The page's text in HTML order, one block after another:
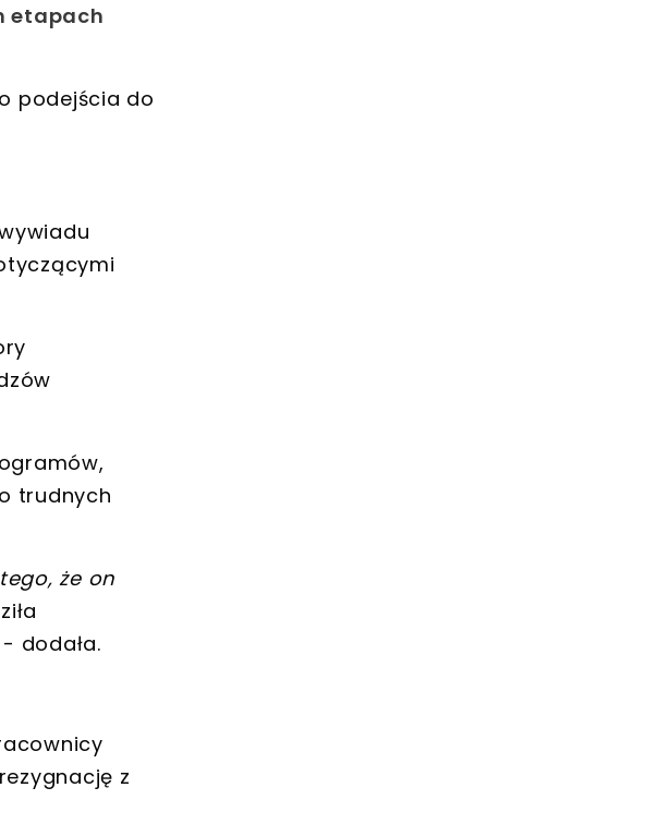
etapach
podejścia do
trudnych
że on
dodała.
z